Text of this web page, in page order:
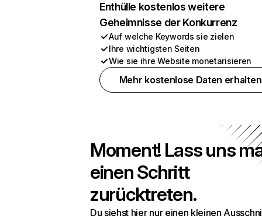
Enthülle kostenlos weitere
Geheimnisse der Konkurrenz
Auf welche Keywords sie zielen
Ihre wichtigsten Seiten
Wie sie ihre Website monetarisieren
Mehr kostenlose Daten erhalten
Moment! Lass uns
einen Schritt
zurücktreten.
Du siehst hier nur einen kleinen